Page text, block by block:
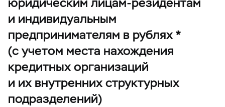
и индивидуальным
предпринимателям в рублях *
(с учетом места нахождения
кредитных организаций
и их внутренних структурных
подразделений)